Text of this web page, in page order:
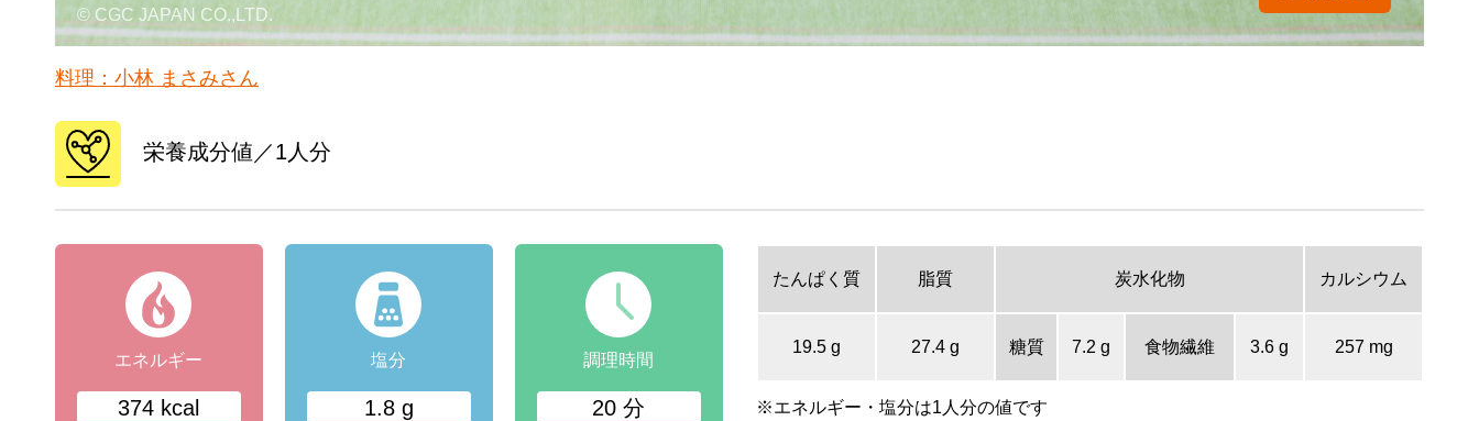
© CGC JAPAN CO.,LTD.
料理：小林 まさみさん
栄養成分値／1人分
エネルギー
374 kcal
塩分
1.8 g
調理時間
20 分
たんぱく質 脂質 炭水化物 カルシウム
19.5 g 27.4 g 糖質 7.2 g 食物繊維 3.6 g 257 mg
※エネルギー・塩分は1人分の値です